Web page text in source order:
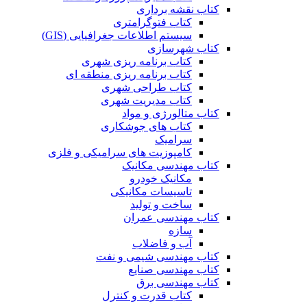
کتاب نقشه برداری
کتاب فتوگرامتری
سیستم اطلاعات جغرافیایی (GIS)
کتاب شهرسازی
کتاب برنامه ریزی شهری
کتاب برنامه ریزی منطقه ای
کتاب طراحی شهری
کتاب مدیریت شهری
کتاب متالورژی و مواد
کتاب های جوشکاری
سرامیک
کامپوزیت های سرامیکی و فلزی
کتاب مهندسی مکانیک
مکانیک خودرو
تاسیسات مکانیکی
ساخت و تولید
کتاب مهندسی عمران
سازه
آب و فاضلاب
کتاب مهندسی شیمی و نفت
کتاب مهندسی صنایع
کتاب مهندسی برق
کتاب قدرت و کنترل